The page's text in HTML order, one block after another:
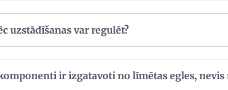
uzstādīšanas var regulēt?
ir izgatavoti no līmētas egles, nevis